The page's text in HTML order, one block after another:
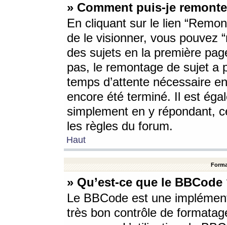
» Comment puis-je
En cliquant sur le lien
de le visionner, vous pouvez
des sujets en la première
pas, le remontage de sujet a
temps d’attente nécessaire
encore été terminé. Il est
simplement en y répondant,
les règles du forum.
Haut
» Qu’est-ce que le BBCode
Le BBCode est une
très bon contrôle de